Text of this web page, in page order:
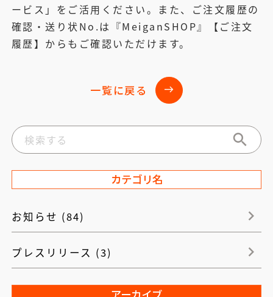
ービス」をご活用ください。また、ご注文履歴の
確認・送り状No.は『MeiganSHOP』【ご注文
履歴】からもご確認いただけます。
一覧に戻る east
カテゴリ名
お知らせ (84)
プレスリリース (3)